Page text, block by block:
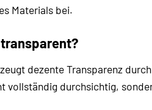
Materials bei.
dezente Transparenz
vollständig durchsichtig,